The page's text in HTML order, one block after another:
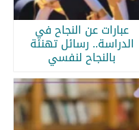
عبارات عن النجاح في
الدراسة.. رسائل تهنئة
بالنجاح لنفسي